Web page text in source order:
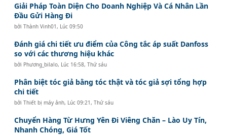
Giải Pháp Toàn Diện Cho Doanh Nghiệp Và Cá Nhân Lần
Đầu Gửi Hàng Đi
bởiThành Vinh01 , Lúc 09:50
Đánh giá chi tiết ưu điểm của Công tắc áp suất Danfoss
so với các thương hiệu khác
bởi Phương_bilalo, Lúc 16:58, Thứ sáu
Phân biệt tóc giả bằng tóc thật và tóc giả sợi tổng hợp
chi tiết
bởiThiết bị máy ảnh, Lúc 09:21, Thứ sáu
Chuyển Hàng Từ Hưng Yên Đi Viêng Chăn – Lào Uy Tín,
Nhanh Chóng, Giá Tốt